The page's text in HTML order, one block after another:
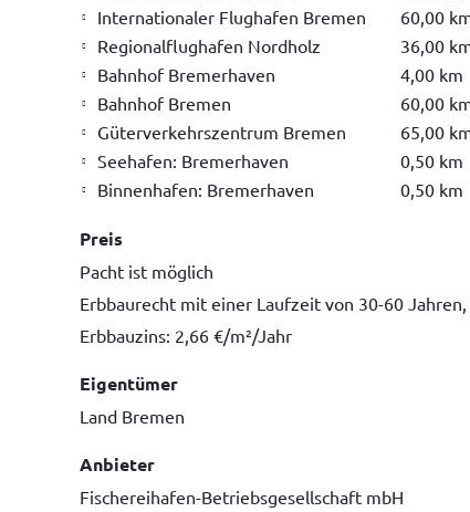
Internationaler Flughafen Bremen
60,00
Regionalflughafen Nordholz
36,00
Bahnhof Bremerhaven
4,00 km
Bahnhof Bremen
60,00
Güterverkehrszentrum Bremen
65,00
Seehafen: Bremerhaven
0,50 km
Binnenhafen: Bremerhaven
0,50 km
Preis
Pacht ist möglich
Erbbaurecht mit einer Laufzeit von 30-60
Erbbauzins: 2,66 €/m²/Jahr
Eigentümer
Land Bremen
Anbieter
Fischereihafen-Betriebsgesellschaft mbH